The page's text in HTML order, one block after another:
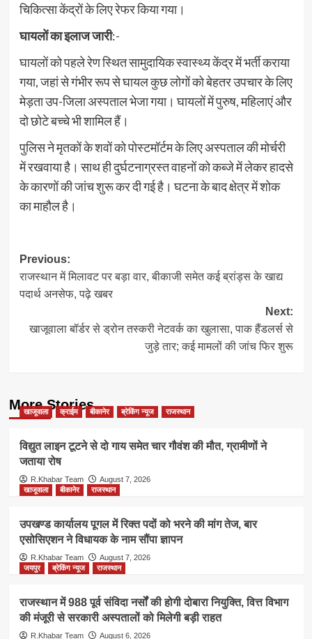
चिकित्सा केंद्रों के लिए रेफर किया गया।
घायलों का इलाज जारी:-
घायलों को पहले रेण स्थित सामुदायिक स्वास्थ्य केंद्र में भर्ती कराया
गया, जहां से गंभीर रूप से घायल कुछ लोगों को बेहतर उपचार के लिए
मेड़ता उप-जिला अस्पताल भेजा गया। घायलों में पुरुष, महिलाएं और
दो छोटे बच्चे भी शामिल हैं।
पुलिस ने मृतकों के शवों को पोस्टमॉर्टम के लिए अस्पताल की मोर्चरी
में रखवाया है। साथ ही दुर्घटनाग्रस्त वाहनों को कब्जे में लेकर हादसे
के कारणों की जांच शुरू कर दी गई है। घटना के बाद क्षेत्र में शोक
का माहौल है।
Post
navigation
Previous:
राजस्थान में मिलावट पर बड़ा वार, बीकाजी समेत कई ब्रांड्स के खाद्य
पदार्थ अनसेफ, पढ़े खबर
Next:
खाजूवाला बॉर्डर से ड्रोन तस्करी नेटवर्क का खुलासा, पाक हैंडलर्स से
जुड़े तार; कई मामलों की जांच फिर शुरू
More Stories
खाजूवाला क्राईम बीकानेर ब्रेकिंग न्यूज राजस्थान
विद्युत लाइन टूटने से दो गाय समेत चार गौवंश की मौत, ग्रामीणों ने
जताया रोष
R.Khabar Team
August 7, 2026
खाजूवाला
बीकानेर राजस्थान
उपखण्ड कार्यालय पूगल में रिक्त पदों को भरने की मांग तेज, बार
एसोसिएशन ने विधायक के नाम सौंपा ज्ञापन
R.Khabar Team
August 7, 2026
जयपुर
ब्रेकिंग न्यूज राजस्थान
राजस्थान में 988 पूर्व संविदा नर्सों की होगी दोबारा नियुक्ति, वित्त विभाग
की मंजूरी से सरकारी अस्पतालों को मिलेगी बड़ी राहत
R.Khabar Team August 6, 2026